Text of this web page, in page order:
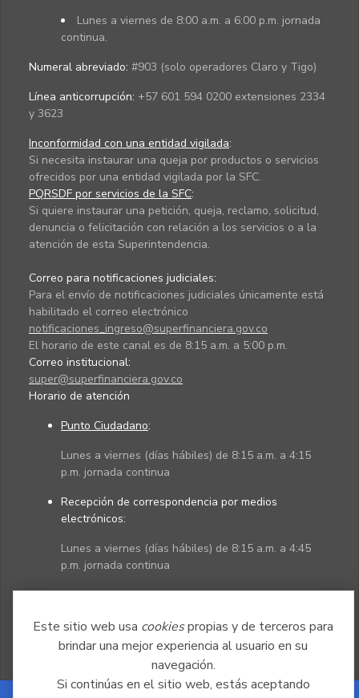
Este sitio web usa cookiespropias y de terceros para
brindar una mejor experiencia al usuario en su
navegación.
Si continúas en el sitio web, estás aceptando
Lunes a viernes de 8:00 a.m. a 6:00 p.m. jornada
continua.
Numeral abreviado: #903 (solo operadores Claro y Tigo)
Línea anticorrupción: +57 601 594 0200 extensiones 2334
y 3623
Inconformidad con una entidad vigilada:
Si necesita instaurar una queja por productos o servicios
ofrecidos por una entidad vigilada por la SFC.
PQRSDF por servicios de la SFC:
Si quiere instaurar una petición, queja, reclamo, solicitud,
denuncia o felicitación con relación a los servicios o a la
atención de esta Superintendencia.
Correo para notificaciones judiciales:
Para el envío de notificaciones judiciales únicamente está
habilitado el correo electrónico
notificaciones_ingreso@superfinanciera.gov.co
El horario de este canal es de 8:15 a.m. a 5:00 p.m.
Correo institucional:
super@superfinanciera.gov.co
Horario de atención
Punto Ciudadano:
Lunes a viernes (días hábiles) de 8:15 a.m. a 4:15
p.m. jornada continua
Recepción de correspondencia por medios
electrónicos:
Lunes a viernes (días hábiles) de 8:15 a.m. a 4:45
p.m. jornada continua